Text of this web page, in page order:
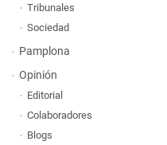
Tribunales
Sociedad
Pamplona
Opinión
Editorial
Colaboradores
Blogs